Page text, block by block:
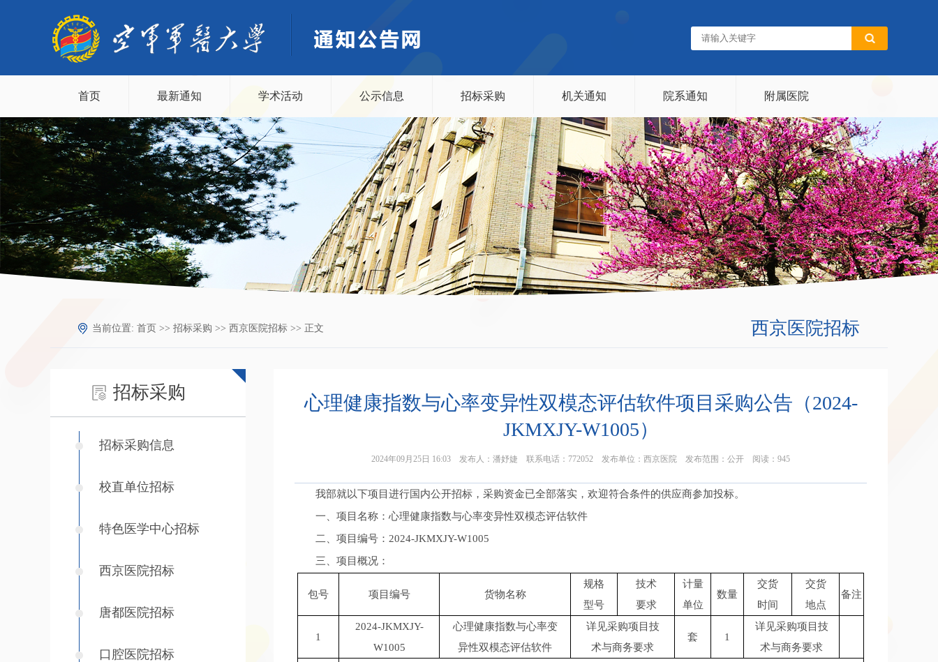
首页 最新通知 学术活动 公示信息 招标采购 机关通知 院系通知 附属医院
当前位置: 首页 >> 招标采购 >> 西京医院招标 >> 正文 西京医院招标
招标采购
招标采购信息
校直单位招标
特色医学中心招标
西京医院招标
唐都医院招标
口腔医院招标
心理健康指数与心率变异性双模态评估软件项目采购公告（2024-
JKMXJY-W1005）
2024年09月25日 16:03 发布人：潘妤婕 联系电话：772052 发布单位：西京医院 发布范围：公开 阅读： 945
我部就以下项目进行国内公开招标，采购资金已全部落实，欢迎符合条件的供应商参加投标。
一、项目名称：心理健康指数与心率变异性双模态评估软件
二、项目编号：2024-JKMXJY-W1005
三、项目概况：
包号 项目编号 货物名称
规格
型号
技术
要求
计量
单位
数量
交货
时间
交货
地点
备注
1
2024-JKMXJY-
W1005
心理健康指数与心率变
异性双模态评估软件
详见采购项目技
术与商务要求
套 1
详见采购项目技
术与商务要求